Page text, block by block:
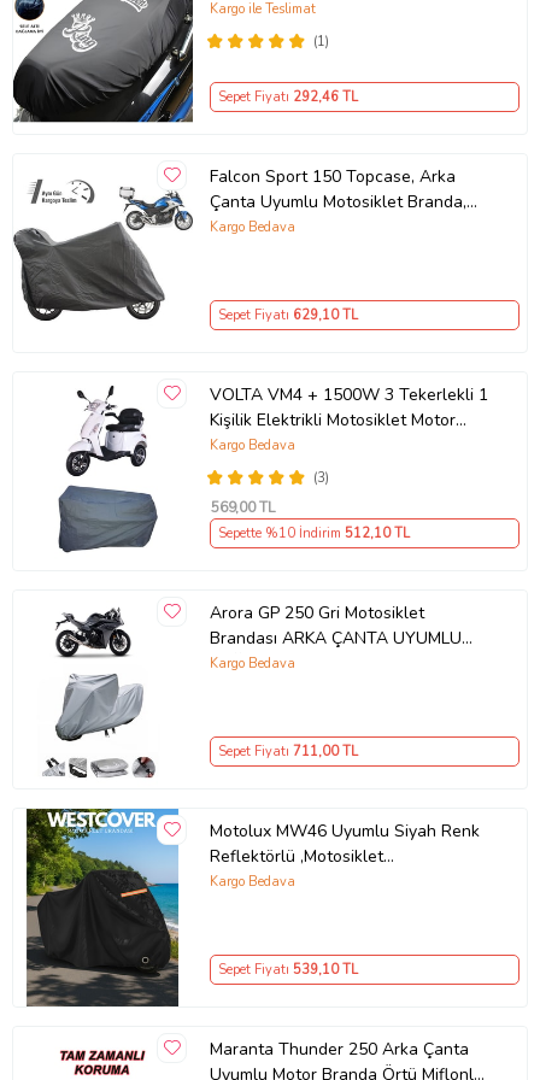
Siyah
(1)
Kargo ile Teslimat
Sepet Fiyatı 292,46 TL
Falcon Sport 150 Topcase, Arka
Çanta Uyumlu Motosiklet Branda,
Motor Örtüsü , Çadır
Kargo Bedava
Sepet Fiyatı 629,10 TL
VOLTA VM4 + 1500W 3 Tekerlekli 1
Kişilik Elektrikli Motosiklet Motor
Koruma Brandası Ultra Dayanıklı
(3)
Kargo Bedava
569,00 TL
Sepette %10 İndirim 512,10 TL
Arora GP 250 Gri Motosiklet
Brandası ARKA ÇANTA UYUMLU
DEĞİLDİR
Kargo Bedava
Sepet Fiyatı 711,00 TL
Motolux MW46 Uyumlu Siyah Renk
Reflektörlü ,Motosiklet
Brandası,Motor Branda Motor
Kargo Bedava
Sepet Fiyatı 539,10 TL
Maranta Thunder 250 Arka Çanta
Uyumlu Motor Branda Örtü Miflonlu